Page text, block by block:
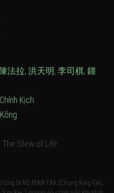
陳法拉, 洪天明, 李司棋, 鍾
Chính Kịch
The Stew of Life
là NG MAN TAK (Chung King Fai),